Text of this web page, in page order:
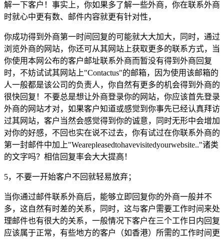
解一下客户！事实上，你如果多了解一些外商，你在联系外商
时就心中更有数、邮件内容就更有针对性，
你成功得到外商第一时间回复的可能就大大加大，同时，通过
浏览外商的网站，你还可从其网站上获取更多的联系方式，当
你使用本网公布的客户邮址联系外商而暂没有得到外商回复
时，不妨试试其网站上"Contactus"的邮箱，因为使用该邮箱的
人一般都是该公司的负责人，你自然有更多的机会得到外商的
很快回复！不要总是想让外商登录你的网站，你应该首先登录
外商的网站才对，如果客户知道或感觉到你事先已经认真拜访
过其网站，客户当然会感觉得到你的诚意，同时无形中会增加
对你的好感，不回也实在说不过去，你有试过在你联系外商的
第一封邮件中加上"Wearepleasedtohavevisitedyourwebsite.."诸类
的文字吗？相信回复率会大大提高！
5，不要一开始客户不回就轻易放弃；
当你通过邮件联系外商后，能够立即回复你的外商一般并不
多，这自然有时差的关系，同时，这与客户需要工作时间来处
理邮件也有很大的关系，一般情况下客户在三个工作日内回复
应该属于正常，有些地方的客户（如香港）所需的工作时间更